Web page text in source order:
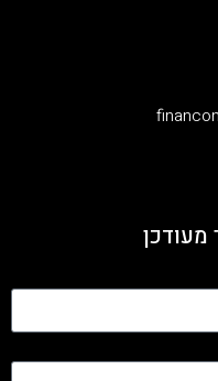
מעודכן